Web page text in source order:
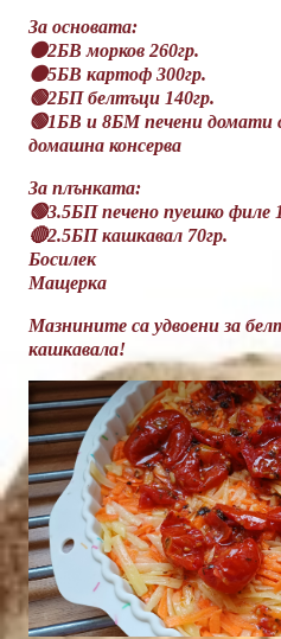
За основата:
🟠2БВ морков 260гр.
🟠5БВ картоф 300гр.
🟢2БП белтъци 140гр.
🟢1БВ и 8БМ печени домати
домашна консерва
За плънката:
🟢3.5БП печено пуешко филе
🔴2.5БП кашкавал 70гр.
Босилек
Мащерка
Мазнините са удвоени за
кашкавала!